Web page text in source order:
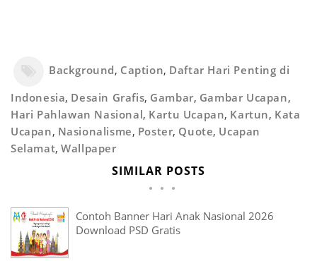
Background, Caption, Daftar Hari Penting di
Indonesia, Desain Grafis, Gambar, Gambar Ucapan,
Hari Pahlawan Nasional, Kartu Ucapan, Kartun, Kata
Ucapan, Nasionalisme, Poster, Quote, Ucapan
Selamat,Wallpaper
SIMILAR POSTS
Contoh Banner Hari Anak Nasional 2026
Download PSD Gratis